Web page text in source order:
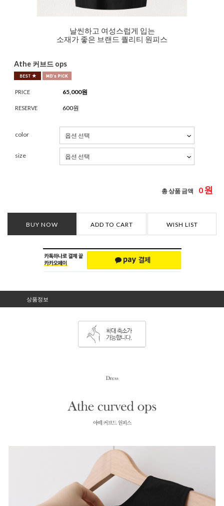
날씬하고 여성스럽게 입는
소재가 좋은 브랜드 퀄리티 원피스
Athe 커브드 ops
PRICE 65,000원
RESERVE 600원
color
size
총 상품 금액 0원
BUY NOW ADD TO CART WISH LIST
상품정보